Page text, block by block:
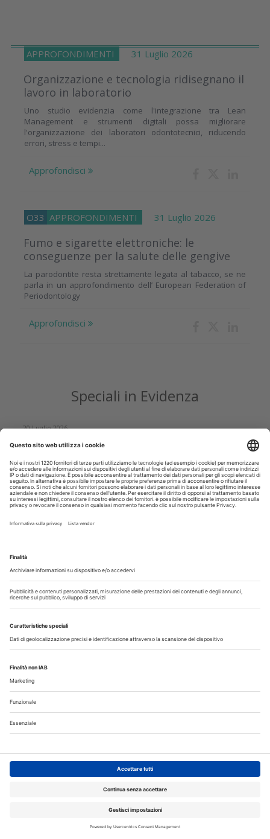
APPROFONDIMENTI 31 Luglio 2026
Organizzazione e tecnologia ridisegnano il
lavoro in laboratorio
Uno studio evidenzia come l'integrazione tra Lean
Management e strumenti digitali possa migliorare
l'organizzazione dei laboratori odontotecnici, riducendo
errori, stress e tempi...
Approfondisci
O33 APPROFONDIMENTI 31 Luglio 2026
Fumo e sigarette elettroniche: le
conseguenze per la salute delle gengive
La parodontite resta strettamente legata al tabacco, se ne
parla in un approfondimento dell’ European Federation of
Periodontology
Approfondisci
Speciali in Evidenza
20 Luglio 2026
CRONACA 31 Luglio 2026
Medicina e odontoiatria, iscrizioni al
semestre aperto: domande entro il 3
queste le novità fino ad ora attivate
Approfondisci
CRONACA 31 Luglio 2026
Summer Edra ECM: formazione d’estate
EDRA lancia i Summer Edra ECM, una promozione speciale
che consente di accedere a tutti i corsi del catalogo